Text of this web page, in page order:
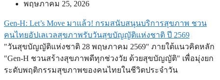
พฤษภาคม 25, 2026
Gen-H: Let’s Move มาแล้ว! กรมสนับสนุนบริการสุขภาพ ชวน
คนไทยอัปเลเวลสุขภาพรับวันสุขบัญญัติแห่งชาติ ปี 2569
"วันสุขบัญญัติแห่งชาติ 28 พฤษภาคม 2569" ภายใต้แนวคิดหลัก
"Gen-H ชวนสร้างสุขภาพดีทุกช่วงวัย ด้วยสุขบัญญัติ" เพื่อมุ่งยก
ระดับพฤติกรรมสุขภาพของคนไทยในชีวิตประจำวัน